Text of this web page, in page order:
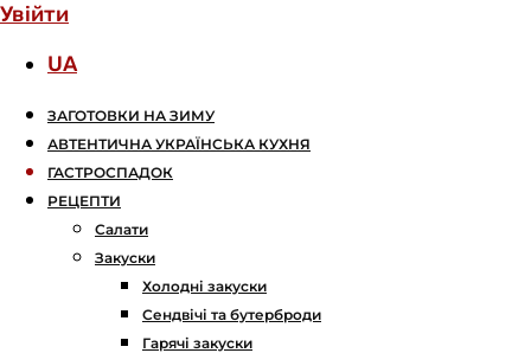
Увійти
UA
ЗАГОТОВКИ НА ЗИМУ
АВТЕНТИЧНА УКРАЇНСЬКА КУХНЯ
ГАСТРОСПАДОК
РЕЦЕПТИ
Салати
Закуски
Холодні закуски
Сендвічі та бутерброди
Гарячі закуски